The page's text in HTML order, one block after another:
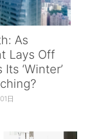
As
Lays Off
‘Winter’
日